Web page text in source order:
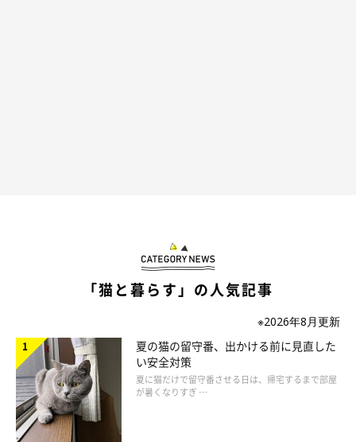
「猫と暮らす」の人気記事
※2026年8月更新
夏の猫の留守番、出かける前に見直した
い安全対策
夏に猫だけで留守番させる日は、帰宅するまで部屋
が暑くなりすぎ …